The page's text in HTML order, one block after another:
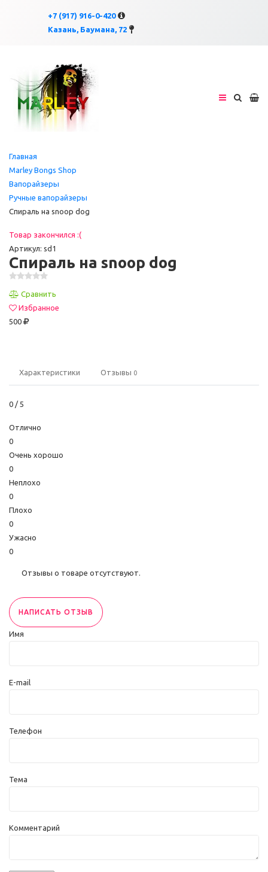
+7 (917) 916-0-420
Казань, Баумана, 72×
Главная
Marley Bongs Shop
Вапорайзеры
Ручные вапорайзеры
Спираль на snoop dog
Товар закончился :(
Артикул: sd1
Спираль на snoop dog
Сравнить
Избранное
500
Характеристики Отзывы 0
0 / 5
Отлично
0
Очень хорошо
0
Неплохо
0
Плохо
0
Ужасно
0
Отзывы о товаре отсутствуют.
НАПИСАТЬ ОТЗЫВ
Имя
E-mail
Телефон
Тема
Комментарий